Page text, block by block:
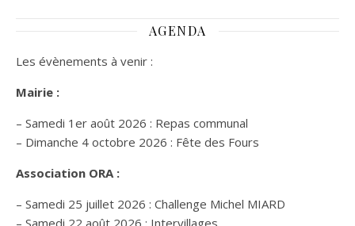
AGENDA
Les évènements à venir :
Mairie :
– Samedi 1er août 2026 : Repas communal
– Dimanche 4 octobre 2026 : Fête des Fours
Association ORA :
– Samedi 25 juillet 2026 : Challenge Michel MIARD
– Samedi 22 août 2026 : Intervillages